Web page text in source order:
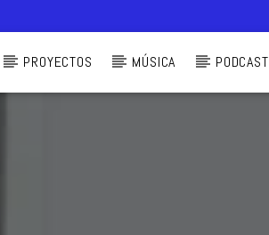
PROYECTOS MÚSICA PODCAST